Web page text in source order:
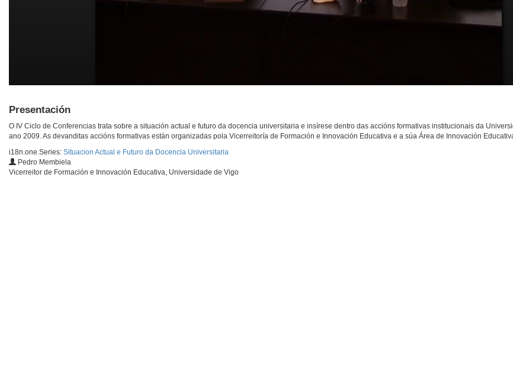
Presentación
O IV Ciclo de Conferencias trata sobre a situación actual e futuro da docencia universitaria e insírese dentro das accións formativas institucionais da
ano 2009. As devanditas accións formativas están organizadas pola Vicerreitoría de Formación e Innovación Educativa e a súa Área de Innovación
i18n.one.Series: Situacion Actual e Futuro da Docencia Universitaria
Pedro Membiela
Vicerreitor de Formación e Innovación Educativa, Universidade de Vigo